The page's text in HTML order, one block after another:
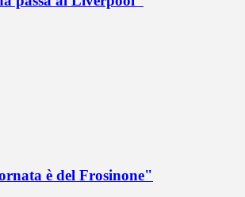
è del Frosinone"